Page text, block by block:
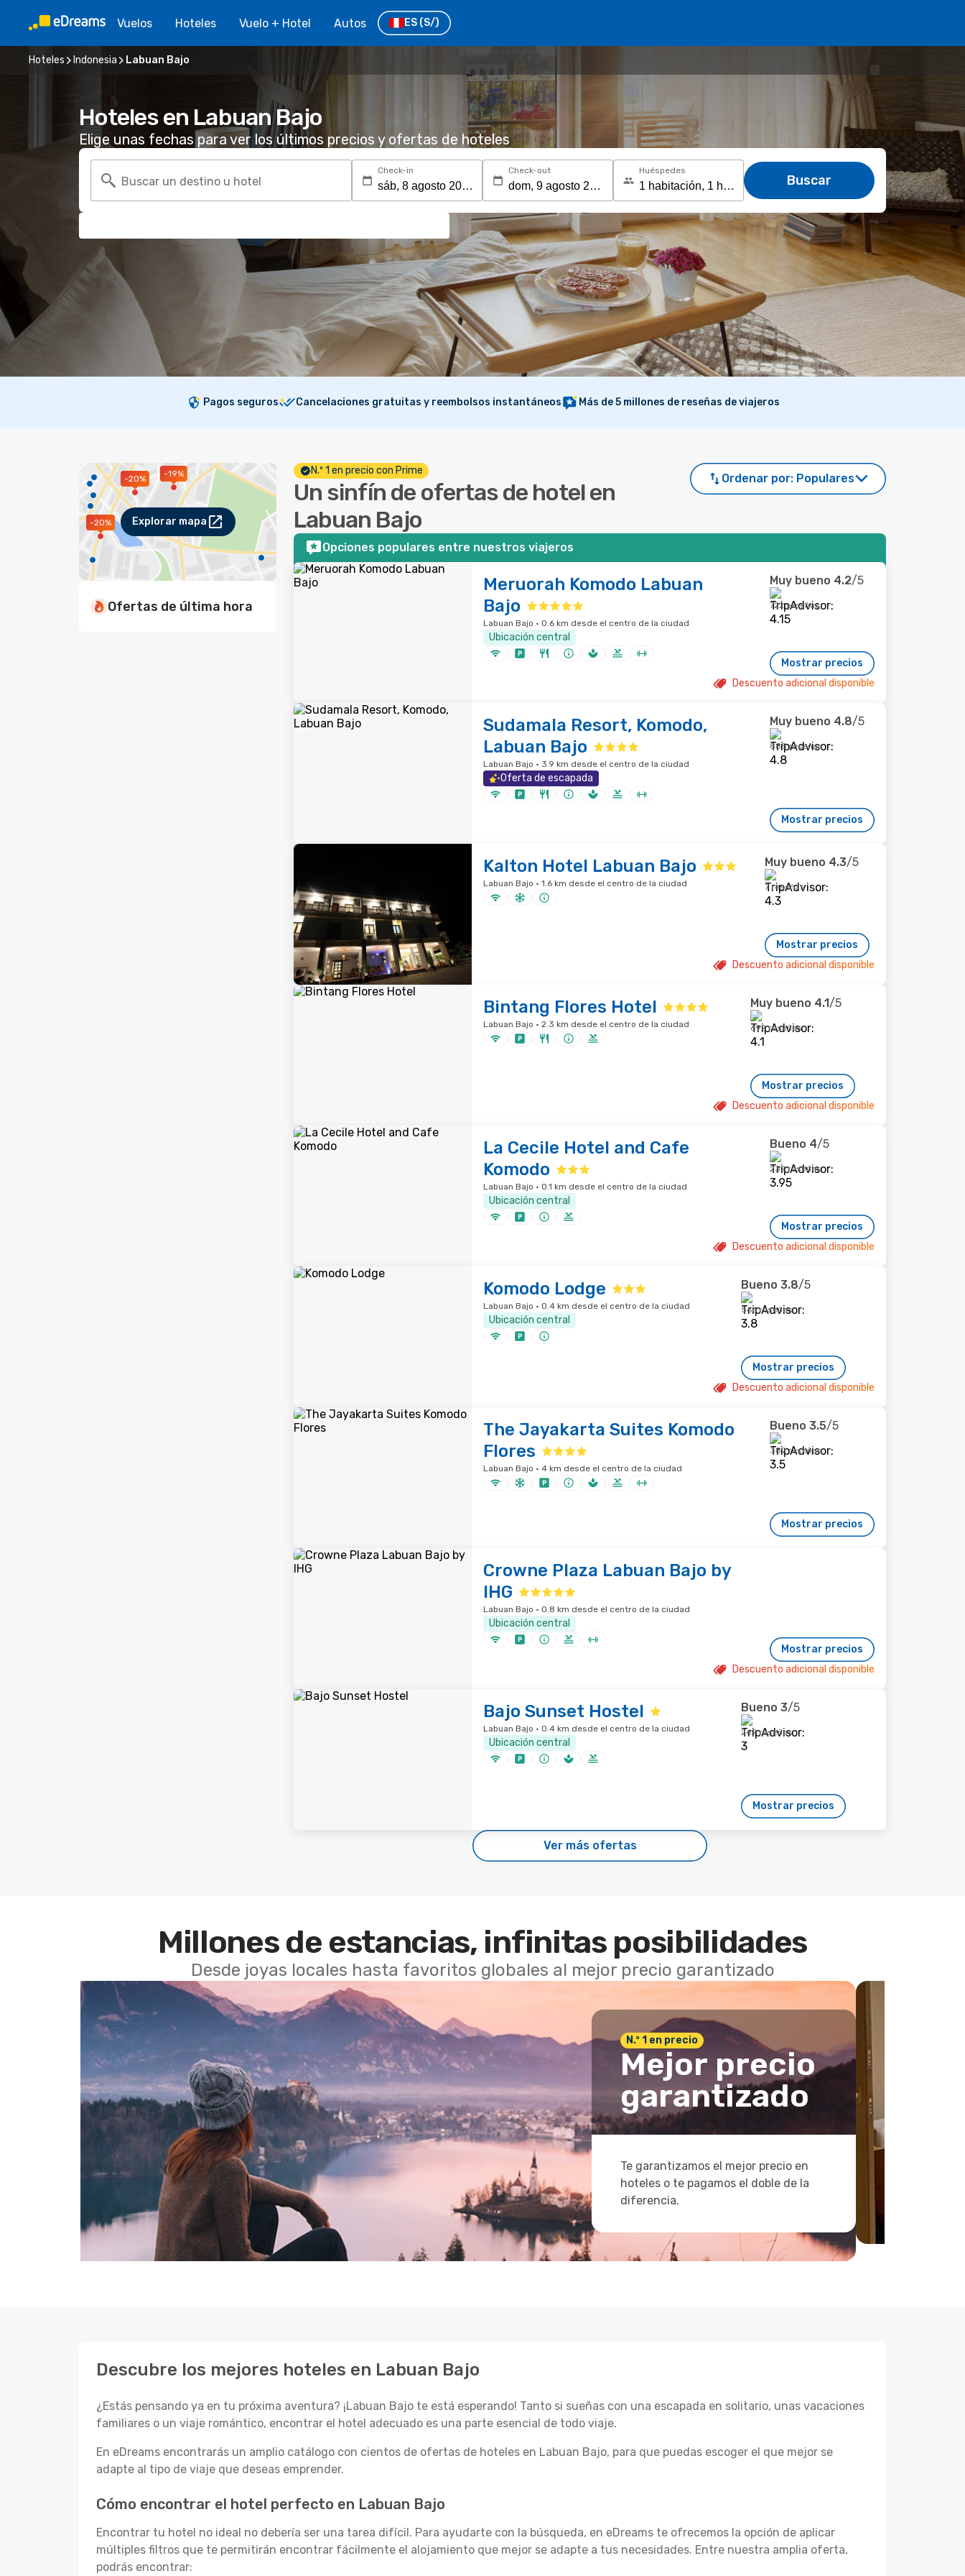
Vuelos Hoteles Vuelo + Hotel Autos ES (S/)
Hoteles Indonesia Labuan Bajo
Hoteles en Labuan Bajo
Elige unas fechas para ver los últimos precios y ofertas de hoteles
Buscar un destino u hotel
Check-in Check-out Huéspedes
Buscar
Pagos seguros Cancelaciones gratuitas y reembolsos instantáneos Más de 5 millones de reseñas de viajeros
-20%
-20%
-19%
Explorar mapa
Ofertas de última hora
N.º 1 en precio con Prime
Un sinfín de ofertas de hotel en
Labuan Bajo
Ordenar por: Populares
Opciones populares entre nuestros viajeros
Meruorah Komodo Labuan
Bajo
Labuan Bajo · 0.6 km desde el centro de la ciudad
Ubicación central
Muy bueno 4.2/5
722 reseñas
Mostrar precios
Descuento adicional disponible
Sudamala Resort, Komodo,
Labuan Bajo
Labuan Bajo · 3.9 km desde el centro de la ciudad
Oferta de escapada
Muy bueno 4.8/5
885 reseñas
Mostrar precios
Kalton Hotel Labuan Bajo
Labuan Bajo · 1.6 km desde el centro de la ciudad
Muy bueno 4.3/5
7 reseñas
Mostrar precios
Descuento adicional disponible
Bintang Flores Hotel
Labuan Bajo · 2.3 km desde el centro de la ciudad
Muy bueno 4.1/5
692 reseñas
Mostrar precios
Descuento adicional disponible
La Cecile Hotel and Cafe
Komodo
Labuan Bajo · 0.1 km desde el centro de la ciudad
Ubicación central
Bueno 4/5
232 reseñas
Mostrar precios
Descuento adicional disponible
Komodo Lodge
Labuan Bajo · 0.4 km desde el centro de la ciudad
Ubicación central
Bueno 3.8/5
566 reseñas
Mostrar precios
Descuento adicional disponible
The Jayakarta Suites Komodo
Flores
Labuan Bajo · 4 km desde el centro de la ciudad
Bueno 3.5/5
382 reseñas
Mostrar precios
Crowne Plaza Labuan Bajo by
IHG
Labuan Bajo · 0.8 km desde el centro de la ciudad
Ubicación central
Mostrar precios
Descuento adicional disponible
Bajo Sunset Hostel
Labuan Bajo · 0.4 km desde el centro de la ciudad
Ubicación central
Bueno 3/5
269 reseñas
Mostrar precios
Ver más ofertas
Millones de estancias, infinitas posibilidades
Desde joyas locales hasta favoritos globales al mejor precio garantizado
N.º 1 en precio
Mejor precio
garantizado
Te garantizamos el mejor precio en
hoteles o te pagamos el doble de la
diferencia.
Descubre los mejores hoteles en Labuan Bajo
¿Estás pensando ya en tu próxima aventura? ¡Labuan Bajo te está esperando! Tanto si sueñas con una escapada en solitario, unas vacaciones
familiares o un viaje romántico, encontrar el hotel adecuado es una parte esencial de todo viaje.
En eDreams encontrarás un amplio catálogo con cientos de ofertas de hoteles en Labuan Bajo, para que puedas escoger el que mejor se
adapte al tipo de viaje que deseas emprender.
Cómo encontrar el hotel perfecto en Labuan Bajo
Encontrar tu hotel no ideal no debería ser una tarea difícil. Para ayudarte con la búsqueda, en eDreams te ofrecemos la opción de aplicar
múltiples filtros que te permitirán encontrar fácilmente el alojamiento que mejor se adapte a tus necesidades. Entre nuestra amplia oferta,
podrás encontrar: